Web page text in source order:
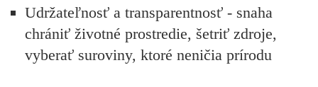
Udržateľnosť a transparentnosť - snaha
chrániť životné prostredie, šetriť zdroje,
vyberať suroviny, ktoré neničia prírodu